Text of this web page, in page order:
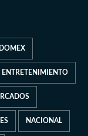
ENTRETENIMIENTO
NACIONAL